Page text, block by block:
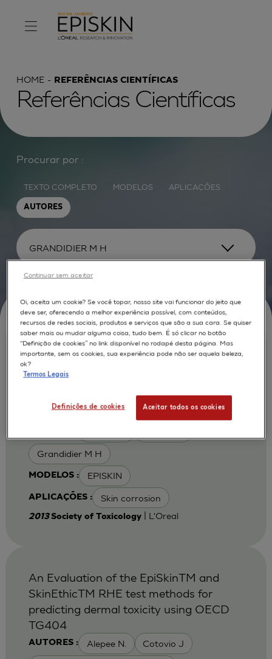
HOME REFERÊNCIAS CIENTÍFICAS
Referências Científicas
Procurar por :
TEXTO COMPLETO MODELOS APLICAÇÕES
AUTORES
Grandidier M H
MODELOS : EPISKIN
APLICAÇÕES : Skin corrosion
IN VITRO EPISKINTM SKIN
CORROSION AS A REFERENCE TEST
METHOD IN OECD TG431 FOR THE
ASSESSMENT OF SKIN CORROSION
IN SUB-CATEGORIES 1A, 1B AND 1C
2013Society of Toxicology| L'Oreal
AUTORES : Alepee N. Cotovio J
An Evaluation of the EpiSkinTM and
SkinEthicTM RHE test methods for
predicting dermal toxicity using OECD
TG404
Oi, aceita um cookie? Se você topar, nosso site vai funcionar do jeito que
deve ser, oferecendo a melhor experiência possível, com conteúdos,
recursos de redes sociais, produtos e serviços que são a sua cara. Se quiser
saber mais ou mudar alguma coisa, tudo bem. É só clicar no botão
“Definição de cookies” no link disponível no rodapé desta página. Mas
importante, sem os cookies, sua experiência pode não ser aquela beleza,
ok?
Termos Legais
Definições de cookies Aceitar todos os cookies
Continuar sem aceitar